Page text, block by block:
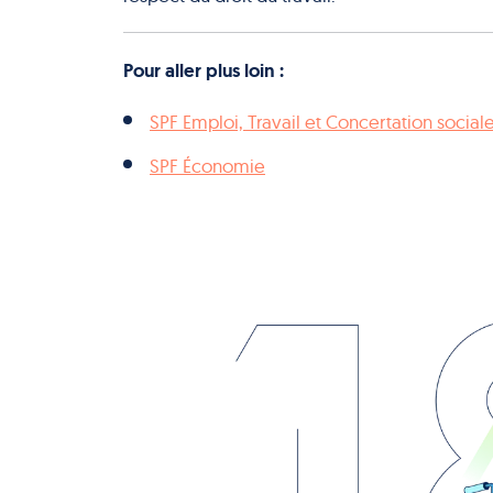
Pour aller plus loin :
SPF Emploi, Travail et Concertation
SPF Économie